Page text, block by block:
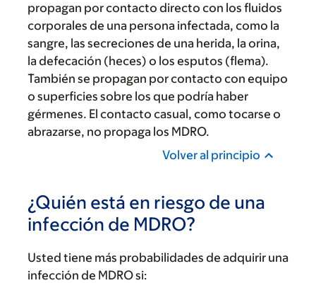
propagan por contacto directo con los fluidos
corporales de una persona infectada, como la
sangre, las secreciones de una herida, la orina,
la defecación (heces) o los esputos (flema).
También se propagan por contacto con equipo
o superficies sobre los que podría haber
gérmenes. El contacto casual, como tocarse o
abrazarse, no propaga los MDRO.
Volver al principio
¿Quién está en riesgo de una
infección de MDRO?
Usted tiene más probabilidades de adquirir una
infección de MDRO si: